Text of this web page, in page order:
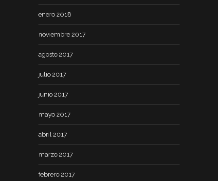
enero 2018
noviembre 2017
agosto 2017
julio 2017
junio 2017
mayo 2017
abril 2017
marzo 2017
febrero 2017